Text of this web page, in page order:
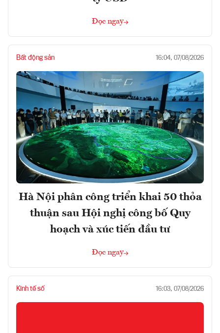
Đọc ngay
Bất động sản 16:04, 07/08/2026
Hà Nội phân công triển khai 50 thỏa
thuận sau Hội nghị công bố Quy
hoạch và xúc tiến đầu tư
Đọc ngay
Kinh tế số 16:03, 07/08/2026